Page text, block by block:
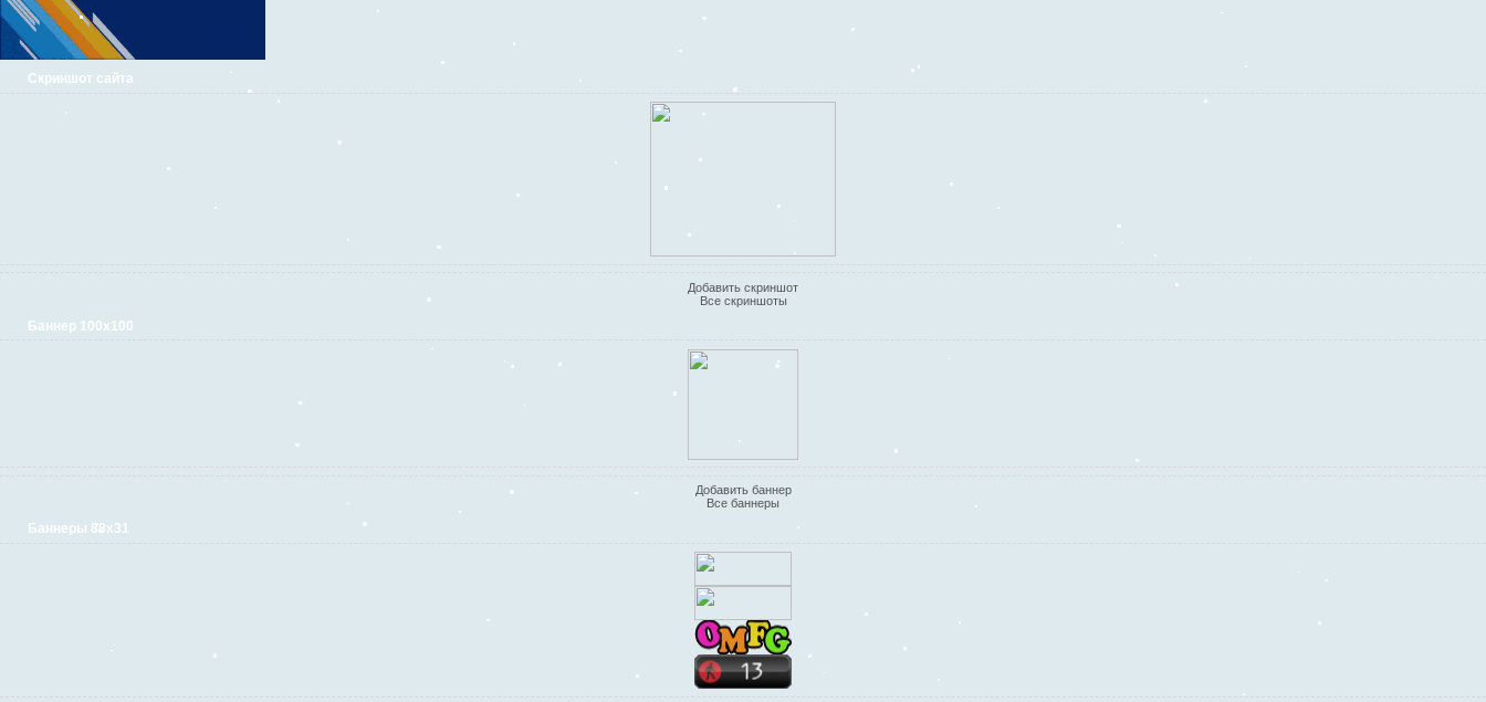
Скриншот сайта
Добавить скриншот
Все скриншоты
Баннер 100х100
Добавить баннер
Все баннеры
Баннеры 88х31